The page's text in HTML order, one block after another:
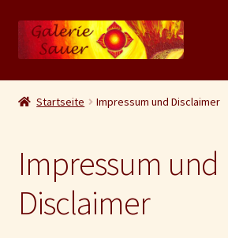
Zur
Navigation
Zum
Inhalt
Shop
Kasse
AGB/Widerruf
Startseite Impressum und Disclaimer
Impressum und
Disclaimer